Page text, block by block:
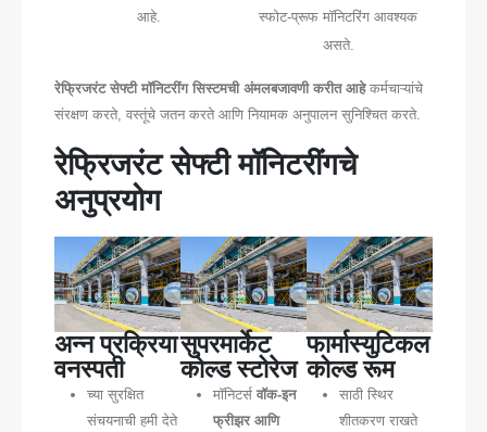
आहे.
स्फोट-प्रूफ मॉनिटरिंग आवश्यक
असते.
रेफ्रिजरंट सेफ्टी मॉनिटरींग सिस्टमची अंमलबजावणी करीत आहेकर्मचाऱ्यांचे
संरक्षण करते, वस्तूंचे जतन करते आणि नियामक अनुपालन सुनिश्चित करते.
रेफ्रिजरंट सेफ्टी मॉनिटरींगचे
अनुप्रयोग
अन्न प्रक्रिया
वनस्पती
च्या सुरक्षित
संचयनाची हमी देते
सुपरमार्केट
कोल्ड स्टोरेज
मॉनिटर्स वॉक-इन
फ्रीझर आणि
फार्मास्युटिकल
कोल्ड रूम
साठी स्थिर
शीतकरण राखते